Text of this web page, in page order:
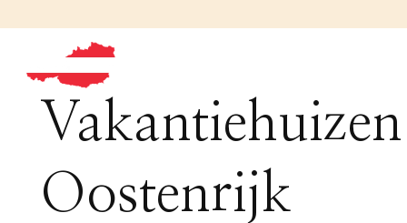
Vakantiehuizen
Oostenrijk